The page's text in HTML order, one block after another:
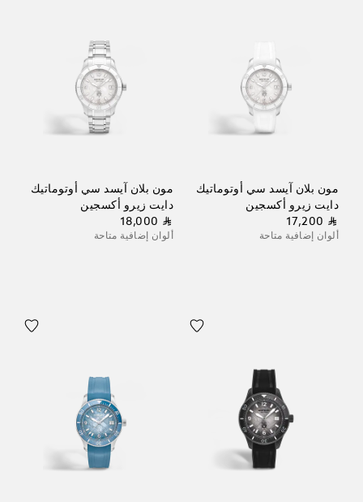
مون بلان آيسد سي أوتوماتيك
دايت زيرو أكسجين
⃁ 17,200
ألوان إضافية متاحة
مون بلان آيسد سي أوتوماتيك
دايت زيرو أكسجين
⃁ 18,000
ألوان إضافية متاحة